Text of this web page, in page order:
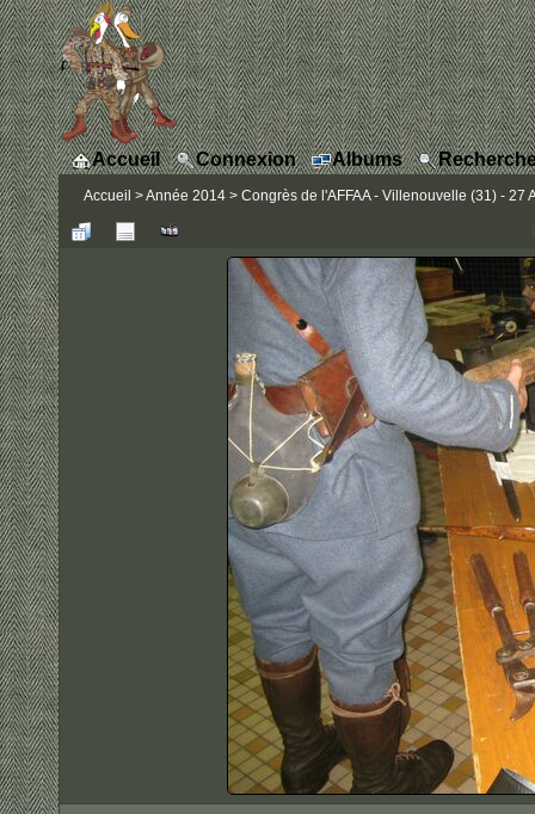
Accueil Connexion Albums
Accueil >Année 2014 > Congrès de l'AFFAA - Villenouvelle (31) - 27